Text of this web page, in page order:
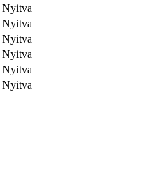
Nyitva
Nyitva
Nyitva
Nyitva
Nyitva
Nyitva